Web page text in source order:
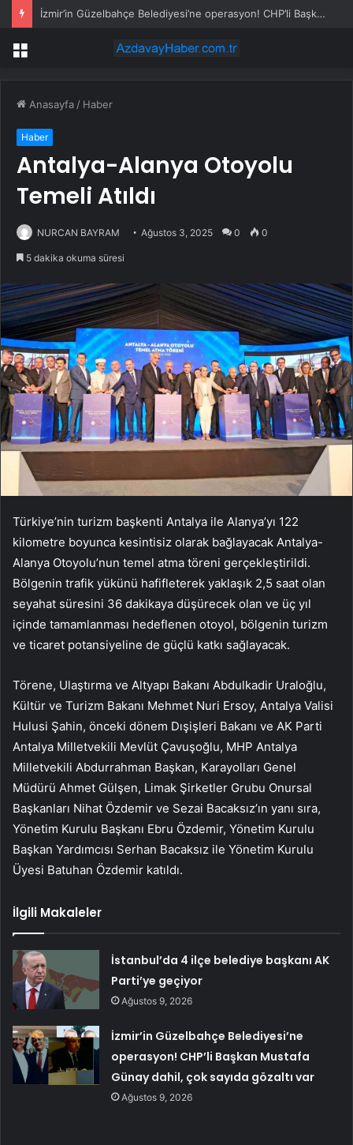
İzmir’in Güzelbahçe Belediyesi’ne operasyon! CHP’li Başkan Mustafa Günay dahil, çok sayıda gözaltı var
Menü
Anasayfa / Haber
Haber
Antalya-Alanya Otoyolu
Temeli Atıldı
NURCAN BAYRAM Ağustos 3, 2025 0 0
5 dakika okuma süresi
Türkiye’nin turizm başkenti Antalya ile Alanya’yı 122
kilometre boyunca kesintisiz olarak bağlayacak Antalya-
Alanya Otoyolu’nun temel atma töreni gerçekleştirildi.
Bölgenin trafik yükünü hafifleterek yaklaşık 2,5 saat olan
seyahat süresini 36 dakikaya düşürecek olan ve üç yıl
içinde tamamlanması hedeflenen otoyol, bölgenin turizm
ve ticaret potansiyeline de güçlü katkı sağlayacak.
Törene, Ulaştırma ve Altyapı Bakanı Abdulkadir Uraloğlu,
Kültür ve Turizm Bakanı Mehmet Nuri Ersoy, Antalya Valisi
Hulusi Şahin, önceki dönem Dışişleri Bakanı ve AK Parti
Antalya Milletvekili Mevlüt Çavuşoğlu, MHP Antalya
Milletvekili Abdurrahman Başkan, Karayolları Genel
Müdürü Ahmet Gülşen, Limak Şirketler Grubu Onursal
Başkanları Nihat Özdemir ve Sezai Bacaksız’ın yanı sıra,
Yönetim Kurulu Başkanı Ebru Özdemir, Yönetim Kurulu
Başkan Yardımcısı Serhan Bacaksız ile Yönetim Kurulu
Üyesi Batuhan Özdemir katıldı.
İlgili Makaleler
İstanbul’da 4 ilçe belediye başkanı AK
Parti’ye geçiyor
Ağustos 9, 2026
İzmir’in Güzelbahçe Belediyesi’ne
operasyon! CHP’li Başkan Mustafa
Günay dahil, çok sayıda gözaltı var
Ağustos 9, 2026